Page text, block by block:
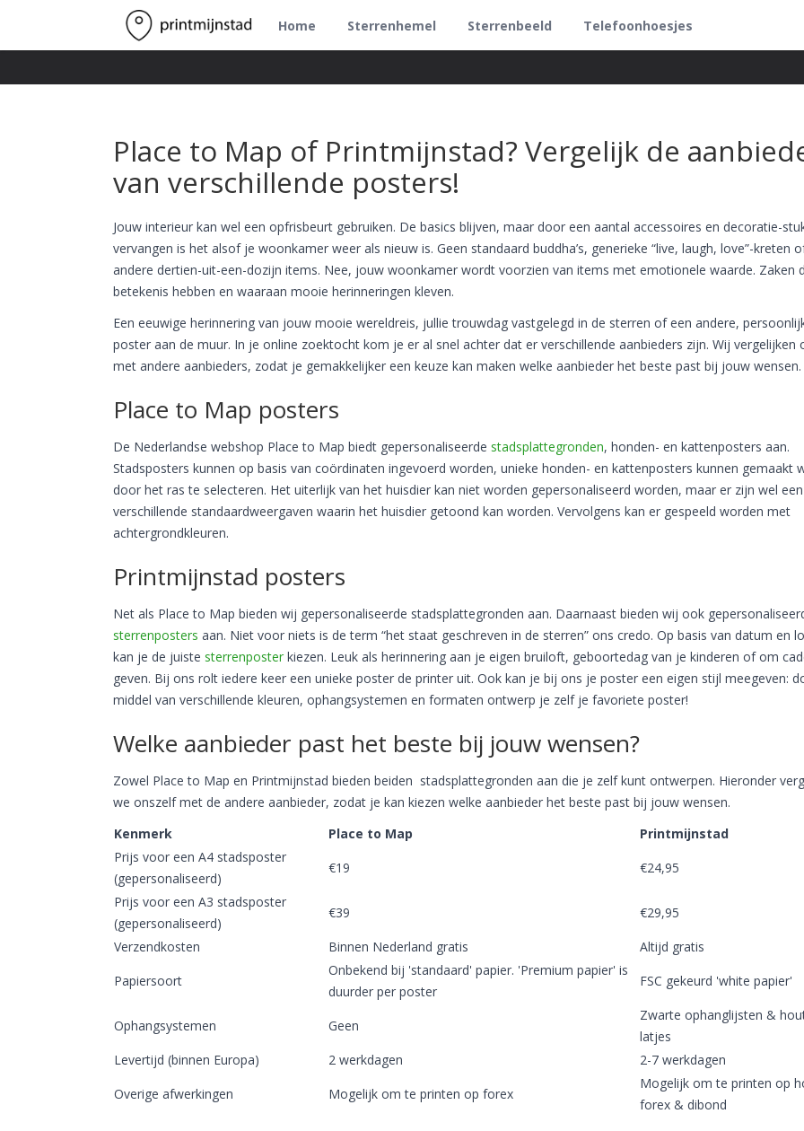
Home Sterrenhemel Sterrenbeeld Telefoonhoesjes
Place to Map of Printmijnstad? Vergelijk de
van verschillende posters!
Jouw interieur kan wel een opfrisbeurt gebruiken. De basics blijven, maar door een aantal accessoires en decoratie-
vervangen is het alsof je woonkamer weer als nieuw is. Geen standaard buddha’s, generieke “live, laugh, love”-kreten
andere dertien-uit-een-dozijn items. Nee, jouw woonkamer wordt voorzien van items met emotionele waarde. Zaken
betekenis hebben en waaraan mooie herinneringen kleven.
Een eeuwige herinnering van jouw mooie wereldreis, jullie trouwdag vastgelegd in de sterren of een andere,
poster aan de muur. In je online zoektocht kom je er al snel achter dat er verschillende aanbieders zijn. Wij vergelijken
met andere aanbieders, zodat je gemakkelijker een keuze kan maken welke aanbieder het beste past bij jouw wensen.
Place to Map posters
De Nederlandse webshop Place to Map biedt gepersonaliseerde stadsplattegronden, honden- en kattenposters aan.
Stadsposters kunnen op basis van coördinaten ingevoerd worden, unieke honden- en kattenposters kunnen gemaakt
door het ras te selecteren. Het uiterlijk van het huisdier kan niet worden gepersonaliseerd worden, maar er zijn wel
verschillende standaardweergaven waarin het huisdier getoond kan worden. Vervolgens kan er gespeeld worden met
achtergrondkleuren.
Printmijnstad posters
Net als Place to Map bieden wij gepersonaliseerde stadsplattegronden aan. Daarnaast bieden wij ook
sterrenposters aan. Niet voor niets is de term “het staat geschreven in de sterren” ons credo. Op basis van datum en
kan je de juiste sterrenposter kiezen. Leuk als herinnering aan je eigen bruiloft, geboortedag van je kinderen of om
geven. Bij ons rolt iedere keer een unieke poster de printer uit. Ook kan je bij ons je poster een eigen stijl meegeven:
middel van verschillende kleuren, ophangsystemen en formaten ontwerp je zelf je favoriete poster!
Welke aanbieder past het beste bij jouw wensen?
Zowel Place to Map en Printmijnstad bieden beiden stadsplattegronden aan die je zelf kunt ontwerpen. Hieronder
we onszelf met de andere aanbieder, zodat je kan kiezen welke aanbieder het beste past bij jouw wensen.
Kenmerk
Place to Map
Printmijnstad
Prijs voor een A4 stadsposter
(gepersonaliseerd)
€19
€24,95
Prijs voor een A3 stadsposter
(gepersonaliseerd)
€39
€29,95
Verzendkosten
Binnen Nederland gratis
Altijd gratis
Papiersoort
Onbekend bij 'standaard' papier. 'Premium papier' is
duurder per poster
FSC gekeurd 'white papier'
Ophangsystemen Geen
Zwarte ophanglijsten &
latjes
Levertijd (binnen Europa)
2 werkdagen
2-7 werkdagen
Overige afwerkingen
Mogelijk om te printen op forex
Mogelijk om te printen op
forex & dibond